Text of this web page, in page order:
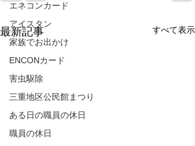
エネコンカード
アイスタン
家族でお出かけ
ENCONカード
害虫駆除
三重地区公民館まつり
ある日の職員の休日
職員の休日
最新記事 すべて表示